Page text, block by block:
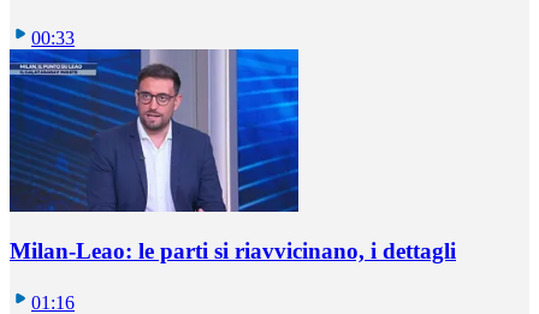
00:33
Milan-Leao: le parti si riavvicinano, i dettagli
01:16